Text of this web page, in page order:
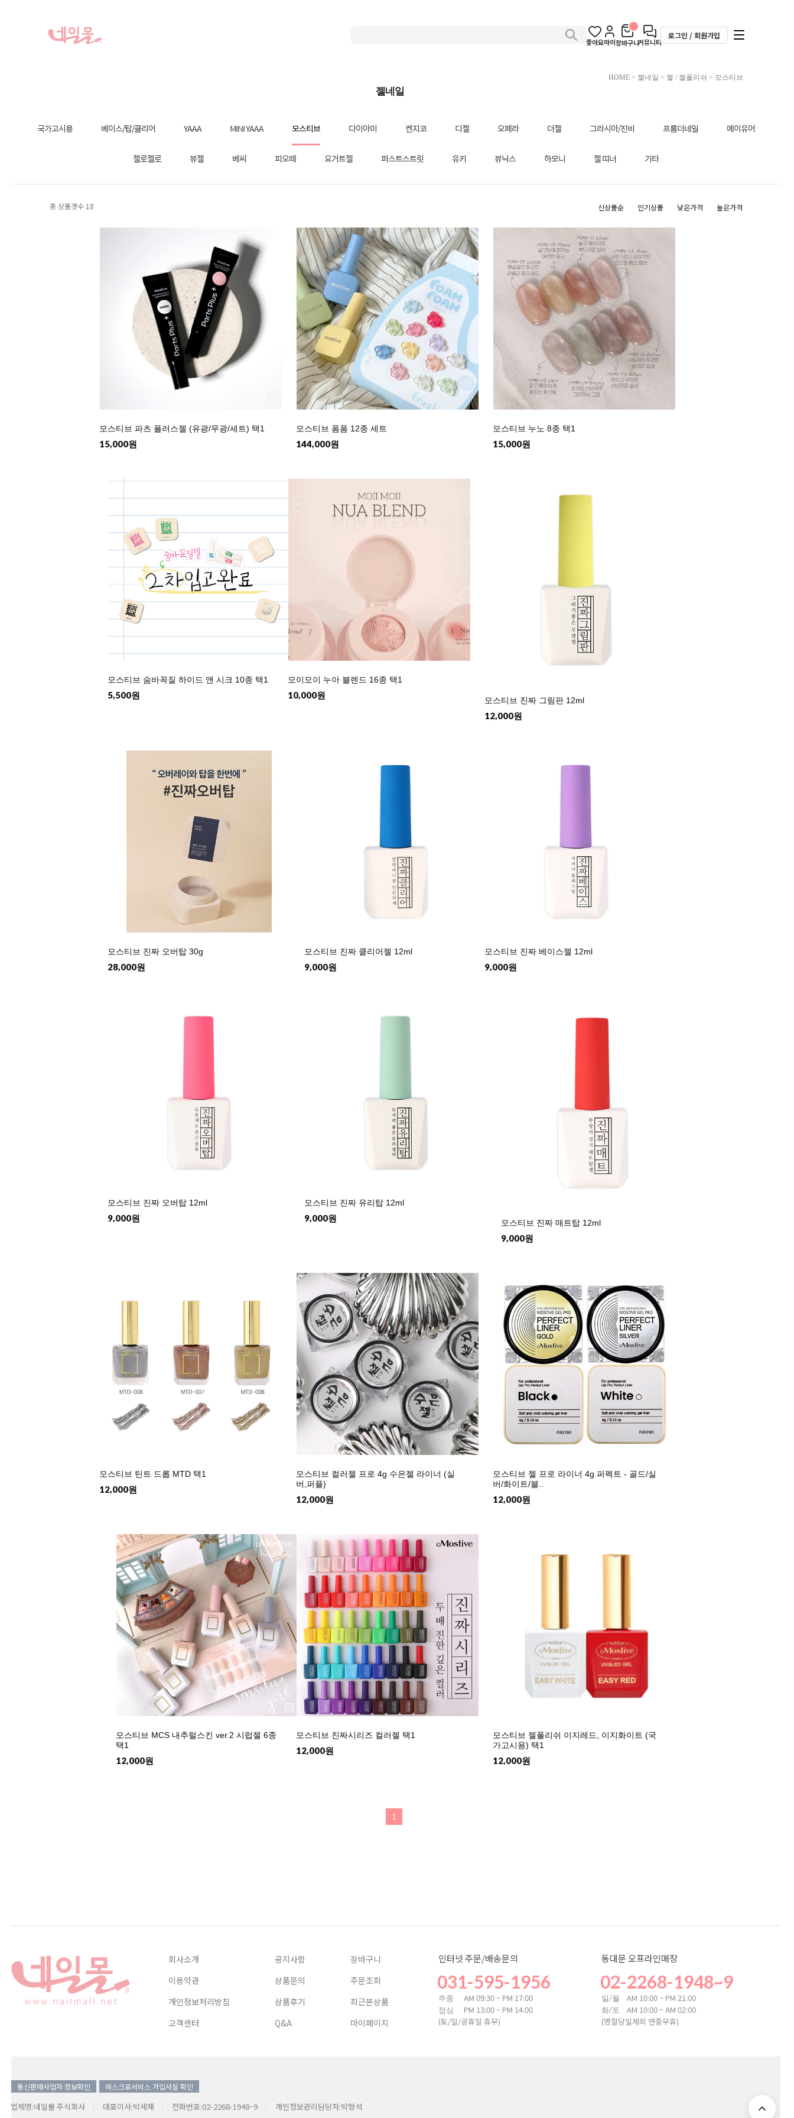
좋아요마이장바구니커뮤니티
로그인 / 회원가입
HOME> 젤네일 > 젤 / 젤폴리쉬 > 모스티브
젤네일
국가고시용 베이스/탑/클리어 YAAA MINI YAAA 모스티브 다이아미 켄지코 디젤 오페라 더젤 그라시아/진비 프롬더네일 메이유어
젤로젤로 뷰젤 베씨 피오떼 요거트젤 퍼스트스트릿 유키 뷰닉스 하모니 젤 띠너 기타
총 상품갯수 18 신상품순 인기상품 낮은가격 높은가격
모스티브 파츠 플러스젤 (유광/무광/세트) 택1
15,000원
모스티브 폼폼 12종 세트
144,000원
모스티브 누노 8종 택1
15,000원
모스티브 숨바꼭질 하이드 앤 시크 10종 택1
5,500원
모이모이 누아 블렌드 16종 택1
10,000원 모스티브 진짜 그림판 12ml
12,000원
모스티브 진짜 오버탑 30g
28,000원
모스티브 진짜 클리어젤 12ml
9,000원
모스티브 진짜 베이스젤 12ml
9,000원
모스티브 진짜 오버탑 12ml
9,000원
모스티브 진짜 유리탑 12ml
9,000원 모스티브 진짜 매트탑 12ml
9,000원
모스티브 틴트 드롭 MTD 택1
12,000원
모스티브 컬러젤 프로 4g 수은젤 라이너 (실
버,퍼플)
12,000원
모스티브 젤 프로 라이너 4g 퍼펙트 - 골드/실
버/화이트/블..
12,000원
모스티브 MCS 내추럴스킨 ver.2 시럽젤 6종
택1
12,000원
모스티브 진짜시리즈 컬러젤 택1
12,000원
모스티브 젤폴리쉬 이지레드, 이지화이트 (국
가고시용) 택1
12,000원
1
회사소개
이용약관
개인정보처리방침
고객센터
공지사항
상품문의
상품후기
Q&A
장바구니
주문조회
최근본상품
마이페이지
인터넷 주문/배송문의
031-595-1956
주중 AM 09:30 ~ PM 17:00
점심
PM 13:00 ~ PM 14:00
(토/일/공휴일 휴무)
동대문 오프라인매장
02-2268-1948~9
일/월 AM 10:00 ~ PM 21:00
화/토
AM 10:00 ~ AM 02:00
(명절당일제외 연중무휴)
통신판매사업자 정보확인 에스크로서비스 가입사실 확인
업체명:네일몰 주식회사 대표이사:박세재 전화번호:02-2268-1948~9
개인정보관리담당자:박형석